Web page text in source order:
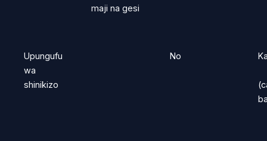
maji na gesi
Upungufu
wa
shinikizo
No